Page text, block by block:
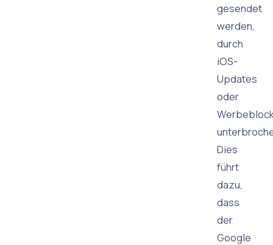
gesendet
werden,
durch
iOS-
Updates
oder
Dies
führt
dazu,
dass
der
Google